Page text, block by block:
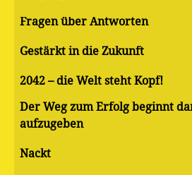
Fragen über Antworten
Gestärkt in die Zukunft
2042 – die Welt steht Kopf!
Der Weg zum Erfolg beginnt
aufzugeben
Nackt